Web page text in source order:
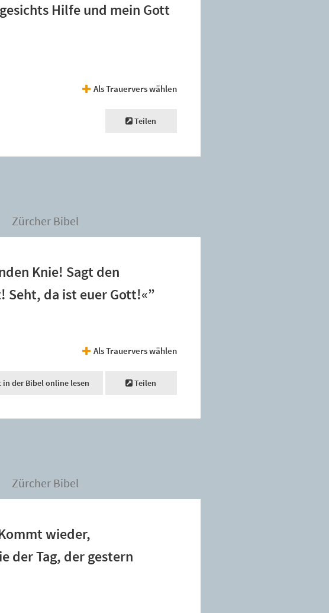
Hilfe und mein Gott
Als Trauervers wählen
Teilen
Zürcher Bibel
Knie! Sagt den
Seht, da ist euer Gott!«”
Als Trauervers wählen
in der Bibel online lesen Teilen
Zürcher Bibel
wieder,
der Tag, der gestern